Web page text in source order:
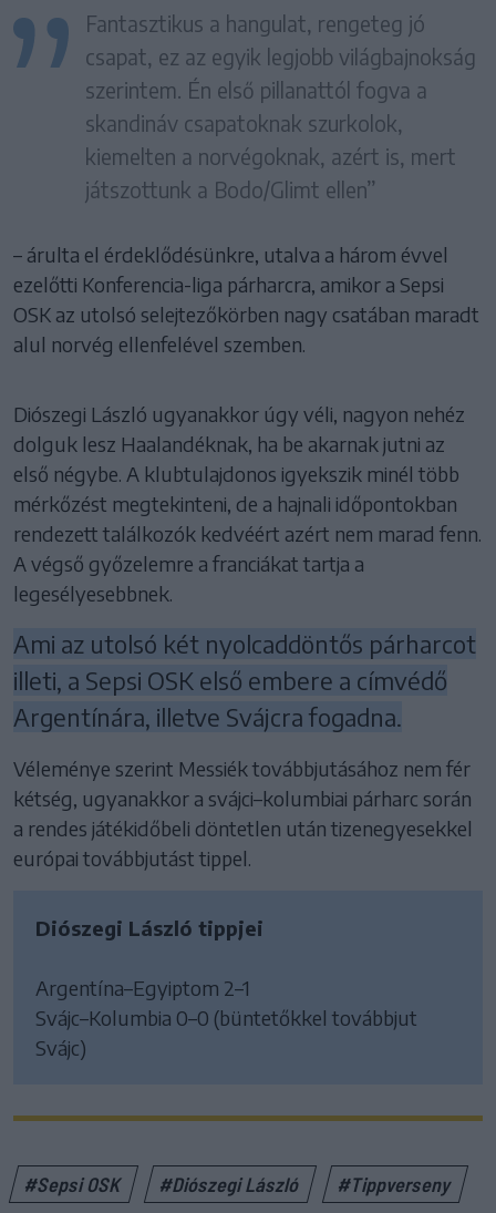
Fantasztikus a hangulat, rengeteg jó
csapat, ez az egyik legjobb világbajnokság
szerintem. Én első pillanattól fogva a
skandináv csapatoknak szurkolok,
kiemelten a norvégoknak, azért is, mert
játszottunk a Bodo/Glimt ellen”
– árulta el érdeklődésünkre, utalva a három évvel
ezelőtti Konferencia-liga párharcra, amikor a Sepsi
OSK az utolsó selejtezőkörben nagy csatában maradt
alul norvég ellenfelével szemben.
Diószegi László ugyanakkor úgy véli, nagyon nehéz
dolguk lesz Haalandéknak, ha be akarnak jutni az
első négybe. A klubtulajdonos igyekszik minél több
mérkőzést megtekinteni, de a hajnali időpontokban
rendezett találkozók kedvéért azért nem marad fenn.
A végső győzelemre a franciákat tartja a
legesélyesebbnek.
Ami az utolsó két nyolcaddöntős párharcot
illeti, a Sepsi OSK első embere a címvédő
Argentínára, illetve Svájcra fogadna.
Véleménye szerint Messiék továbbjutásához nem fér
kétség, ugyanakkor a svájci–kolumbiai párharc során
a rendes játékidőbeli döntetlen után tizenegyesekkel
európai továbbjutást tippel.
Diószegi László tippjei
Argentína–Egyiptom 2–1
Svájc–Kolumbia 0–0 (büntetőkkel továbbjut
Svájc)
#Sepsi OSK #Diószegi László #Tippverseny